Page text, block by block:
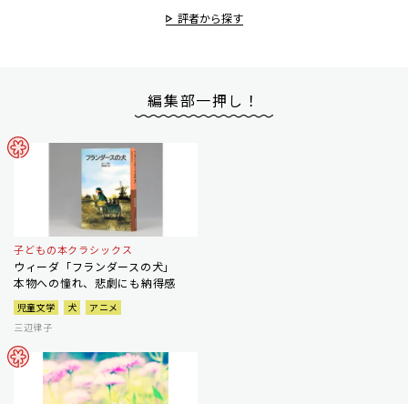
評者から探す
編集部一押し！
子どもの本クラシックス
ウィーダ「フランダースの犬」
本物への憧れ、悲劇にも納得感
児童文学 犬
アニメ
三辺律子